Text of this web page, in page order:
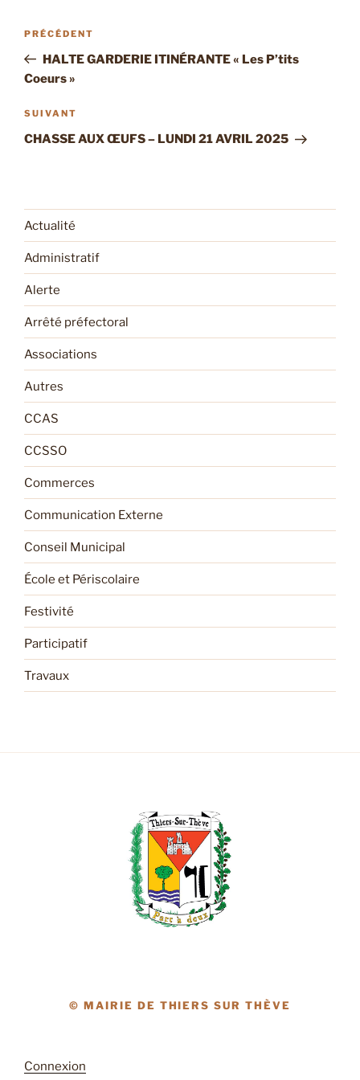
Navigation
l’article
Article
précédent
PRÉCÉDENT
HALTE GARDERIE ITINÉRANTE « Les P’tits
Coeurs »
Article
suivant
SUIVANT
CHASSE AUX ŒUFS – LUNDI 21 AVRIL 2025
Actualité
Administratif
Alerte
Arrêté préfectoral
Associations
Autres
CCAS
CCSSO
Commerces
Communication Externe
Conseil Municipal
École et Périscolaire
Festivité
Participatif
Travaux
© MAIRIE DE THIERS SUR THÈVE
Connexion